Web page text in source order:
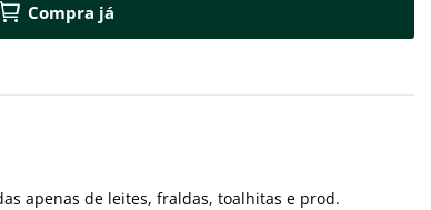
Compra já
apenas de leites, fraldas, toalhitas e prod.